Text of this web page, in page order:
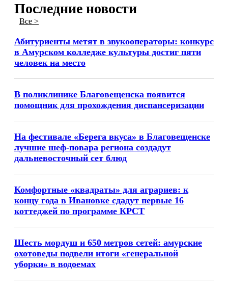
Последние новости
Все >
Абитуриенты метят в звукооператоры: конкурс
в Амурском колледже культуры достиг пяти
человек на место
В поликлинике Благовещенска появится
помощник для прохождения диспансеризации
На фестивале «Берега вкуса» в Благовещенске
лучшие шеф-повара региона создадут
дальневосточный сет блюд
Комфортные «квадраты» для аграриев: к
концу года в Ивановке сдадут первые 16
коттеджей по программе КРСТ
Шесть мордуш и 650 метров сетей: амурские
охотоведы подвели итоги «генеральной
уборки» в водоемах